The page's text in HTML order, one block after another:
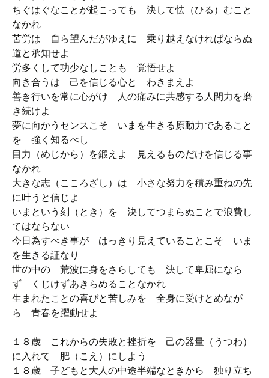
ちぐはぐなことが起こっても 決して怯（ひる）むこと
なかれ
苦労は 自ら望んだがゆえに 乗り越えなければならぬ
道と承知せよ
労多くして功少なしことも 覚悟せよ
向き合うは 己を信じる心と わきまえよ
善き行いを常に心がけ 人の痛みに共感する人間力を磨
き続けよ
夢に向かうセンスこそ いまを生きる原動力であること
を 強く知るべし
目力（めじから）を鍛えよ 見えるものだけを信じる事
なかれ
大きな志（こころざし）は 小さな努力を積み重ねの先
に叶うと信じよ
いまという刻（とき）を 決してつまらぬことで浪費し
てはならない
今日為すべき事が はっきり見えていることこそ いま
を生きる証なり
世の中の 荒波に身をさらしても 決して卑屈になら
ず くじけずあきらめることなかれ
生まれたことの喜びと苦しみを 全身に受けとめなが
ら 青春を躍動せよ
１８歳 これからの失敗と挫折を 己の器量（うつわ）
に入れて 肥（こえ）にしよう
１８歳 子どもと大人の中途半端なときから 独り立ち